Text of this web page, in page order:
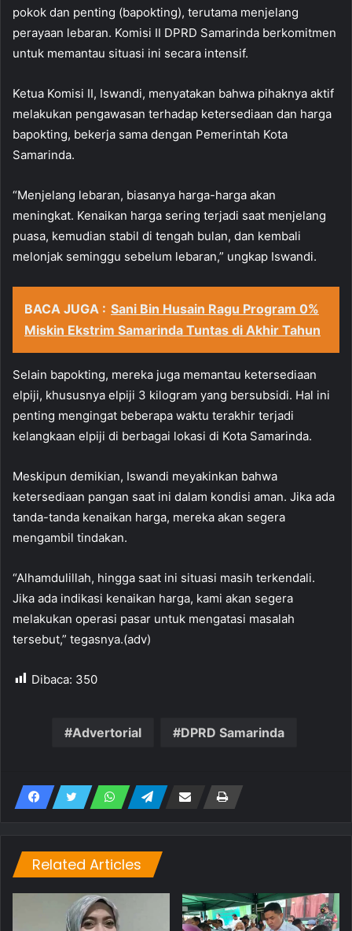
pokok dan penting (bapokting), terutama menjelang
perayaan lebaran. Komisi II DPRD Samarinda berkomitmen
untuk memantau situasi ini secara intensif.
Ketua Komisi II, Iswandi, menyatakan bahwa pihaknya aktif
melakukan pengawasan terhadap ketersediaan dan harga
bapokting, bekerja sama dengan Pemerintah Kota
Samarinda.
“Menjelang lebaran, biasanya harga-harga akan
meningkat. Kenaikan harga sering terjadi saat menjelang
puasa, kemudian stabil di tengah bulan, dan kembali
melonjak seminggu sebelum lebaran,” ungkap Iswandi.
BACA JUGA : Sani Bin Husain Ragu Program 0%
Miskin Ekstrim Samarinda Tuntas di Akhir Tahun
Selain bapokting, mereka juga memantau ketersediaan
elpiji, khususnya elpiji 3 kilogram yang bersubsidi. Hal ini
penting mengingat beberapa waktu terakhir terjadi
kelangkaan elpiji di berbagai lokasi di Kota Samarinda.
Meskipun demikian, Iswandi meyakinkan bahwa
ketersediaan pangan saat ini dalam kondisi aman. Jika ada
tanda-tanda kenaikan harga, mereka akan segera
mengambil tindakan.
“Alhamdulillah, hingga saat ini situasi masih terkendali.
Jika ada indikasi kenaikan harga, kami akan segera
melakukan operasi pasar untuk mengatasi masalah
tersebut,” tegasnya.(adv)
Dibaca: 350
Advertorial DPRD Samarinda
Related Articles